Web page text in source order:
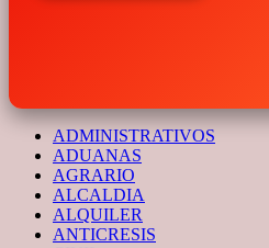
ADMINISTRATIVOS
ADUANAS
AGRARIO
ALCALDIA
ALQUILER
ANTICRESIS